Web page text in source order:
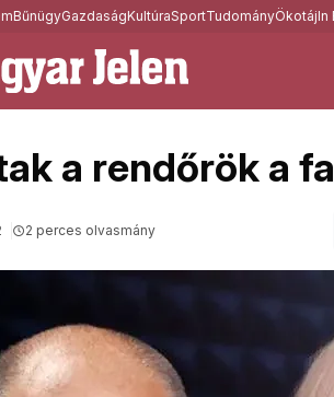
BűnügyGazdaságKultúraSportTudományÖkotájIn
a rendőrök a
2 perces olvasmány